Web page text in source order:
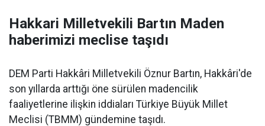
Hakkari Milletvekili Bartın Maden
haberimizi meclise taşıdı
DEM Parti Hakkâri Milletvekili Öznur Bartın, Hakkâri'de
son yıllarda arttığı öne sürülen madencilik
faaliyetlerine ilişkin iddiaları Türkiye Büyük Millet
Meclisi (TBMM) gündemine taşıdı.